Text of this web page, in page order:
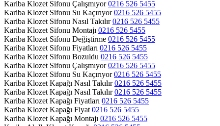
Kariba Klozet Sifonu Çalışmıyor0216 526 5455
Kariba Klozet Sifonu Su Kaçırıyor0216 526 5455
Kariba Klozet Sifonu Nasıl Takılır0216 526 5455
Kariba Klozet Sifonu Montajı 0216 526 5455
Kariba Klozet Sifonu Değiştirme 0216 526 5455
Kariba Klozet Sifonu Fiyatları 0216 526 5455
Kariba Klozet Sifonu Bozuldu 0216 526 5455
Kariba Klozet Sifonu Çalışmıyor0216 526 5455
Kariba Klozet Sifonu Su Kaçırıyor0216 526 5455
Kariba Klozet Kapağı Nasıl Takılır0216 526 5455
Kariba Klozet Kapağı Nasıl Takılır0216 526 5455
Kariba Klozet Kapağı Fiyatları 0216 526 5455
Kariba Klozet Kapağı Fiyat 0216 526 5455
Kariba Klozet Kapağı Montajı 0216 526 5455